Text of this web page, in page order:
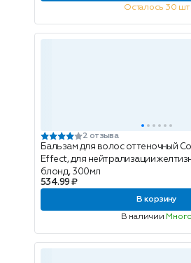
Осталось 30 шт
2 отзыва
Бальзам для волос оттеночный
Еffect, для нейтрализации
блонд, 300мл
534.99 ₽
В корзину
В наличии Много